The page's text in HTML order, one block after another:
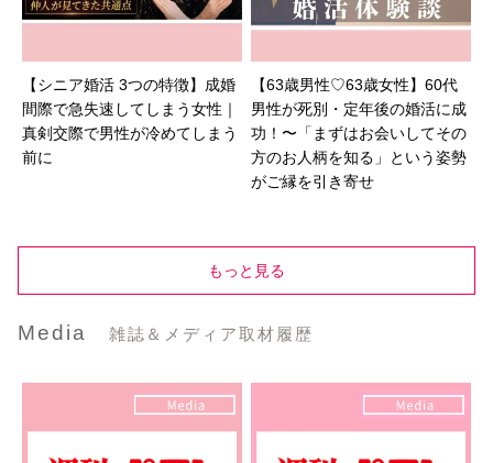
【シニア婚活 3つの特徴】成婚
間際で急失速してしまう女性｜
真剣交際で男性が冷めてしまう
前に
【63歳男性♡63歳女性】60代
男性が死別・定年後の婚活に成
功！〜「まずはお会いしてその
方のお人柄を知る」という姿勢
がご縁を引き寄せ
もっと見る
Media 雑誌＆メディア取材履歴